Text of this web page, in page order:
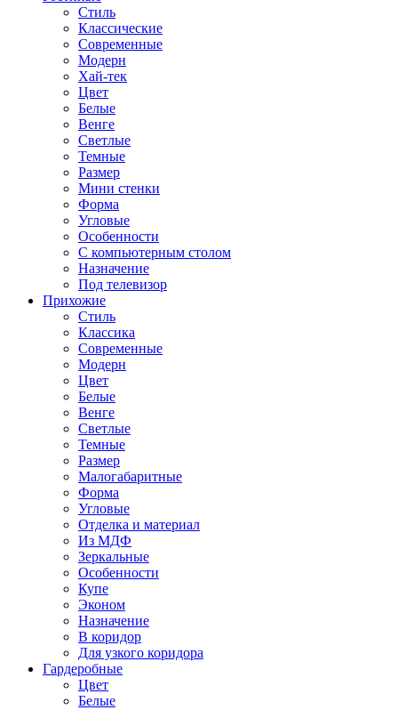
Стиль
Классические
Современные
Модерн
Хай-тек
Цвет
Белые
Венге
Светлые
Темные
Размер
Мини стенки
Форма
Угловые
Особенности
С компьютерным столом
Назначение
Под телевизор
Прихожие
Стиль
Классика
Современные
Модерн
Цвет
Белые
Венге
Светлые
Темные
Размер
Малогабаритные
Форма
Угловые
Отделка и материал
Из МДФ
Зеркальные
Особенности
Купе
Эконом
Назначение
В коридор
Для узкого коридора
Гардеробные
Цвет
Белые